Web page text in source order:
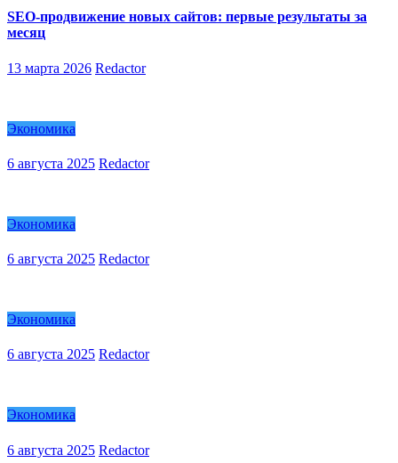
SEO-продвижение новых сайтов: первые результаты за
месяц
13 марта 2026 Redactor
Экономика
6 августа 2025 Redactor
Экономика
6 августа 2025 Redactor
Экономика
6 августа 2025 Redactor
Экономика
6 августа 2025 Redactor